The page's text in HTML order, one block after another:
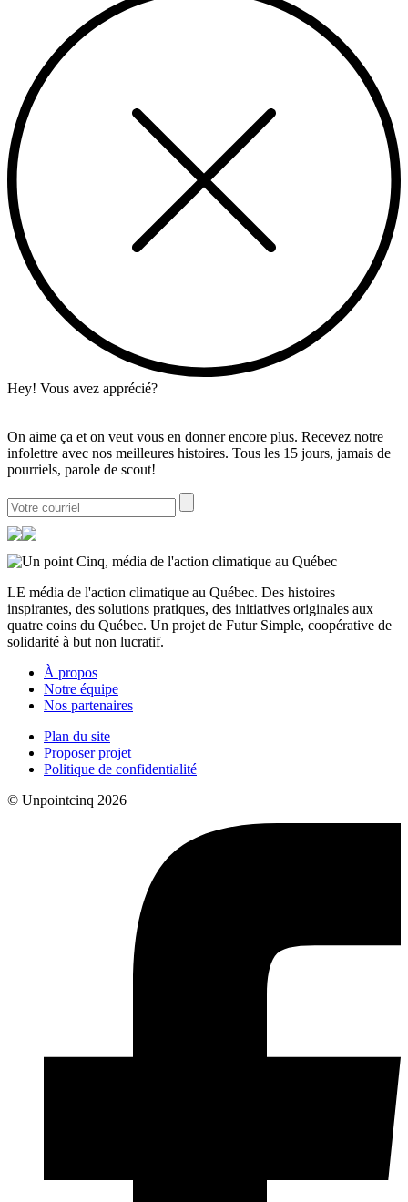
Hey! Vous avez apprécié?
On aime ça et on veut vous en donner encore plus. Recevez notre
infolettre avec nos meilleures histoires. Tous les 15 jours, jamais de
pourriels, parole de scout!
LE média de l'action climatique au Québec. Des histoires
inspirantes, des solutions pratiques, des initiatives originales aux
quatre coins du Québec. Un projet de Futur Simple, coopérative de
solidarité à but non lucratif.
À propos
Notre équipe
Nos partenaires
Plan du site
Proposer projet
Politique de confidentialité
© Unpointcinq 2026